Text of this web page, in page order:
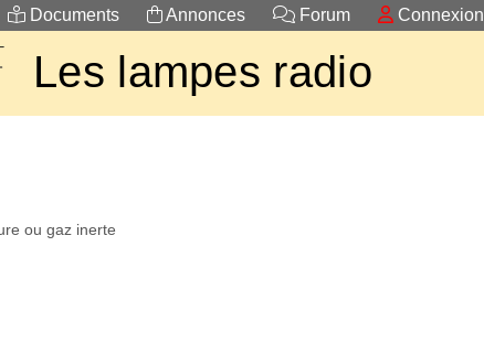
Documents Annonces Forum Connexion
Les lampes radio
ou gaz inerte